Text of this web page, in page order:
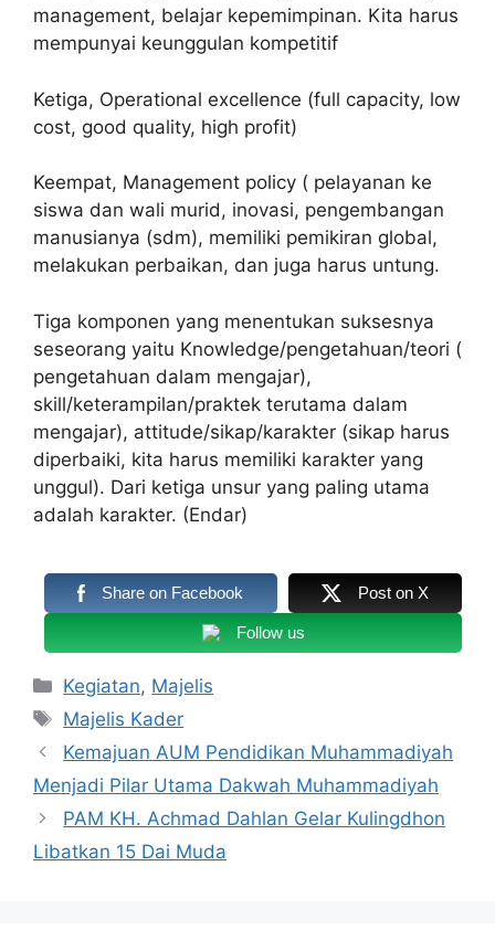
management, belajar kepemimpinan. Kita harus
mempunyai keunggulan kompetitif
Ketiga, Operational excellence (full capacity, low
cost, good quality, high profit)
Keempat, Management policy ( pelayanan ke
siswa dan wali murid, inovasi, pengembangan
manusianya (sdm), memiliki pemikiran global,
melakukan perbaikan, dan juga harus untung.
Tiga komponen yang menentukan suksesnya
seseorang yaitu Knowledge/pengetahuan/teori (
pengetahuan dalam mengajar),
skill/keterampilan/praktek terutama dalam
mengajar), attitude/sikap/karakter (sikap harus
diperbaiki, kita harus memiliki karakter yang
unggul). Dari ketiga unsur yang paling utama
adalah karakter. (Endar)
Share on Facebook Post on X
Follow us
Kategori
Kegiatan, Majelis
Tag
Majelis Kader
Kemajuan AUM Pendidikan Muhammadiyah
Menjadi Pilar Utama Dakwah Muhammadiyah
PAM KH. Achmad Dahlan Gelar Kulingdhon
Libatkan 15 Dai Muda